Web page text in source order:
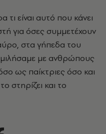
τι είναι αυτό που κάνει
για όσες συμμετέχουν
στα γήπεδα του
με ανθρώπους
ως παίκτριες όσο και
στηρίζει και το